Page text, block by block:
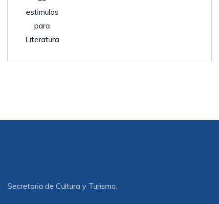
Secretaria de Cultura y Turismo.